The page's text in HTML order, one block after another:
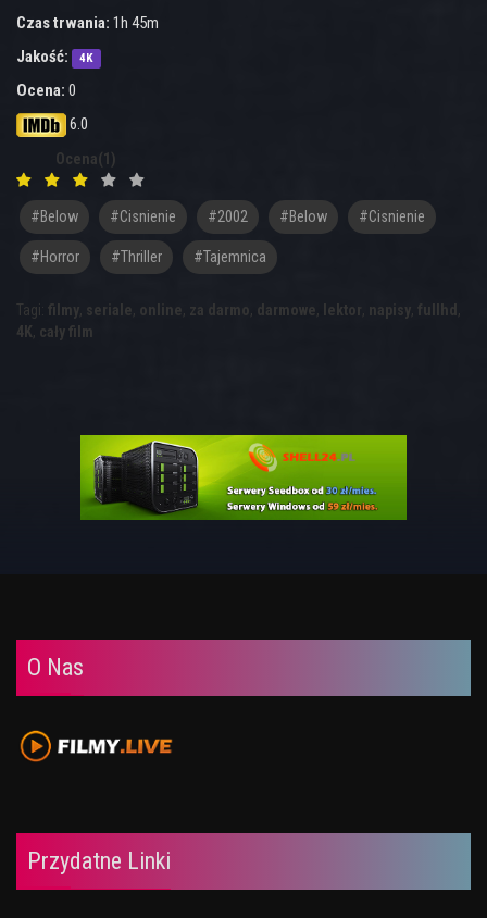
Czas trwania: 1h 45m
Jakość:
4K
Ocena: 0
6.0
Ocena(1)
#below #cisnienie #2002 #Below #Cisnienie
#horror #thriller #tajemnica
Tagi: filmy, seriale, online, za darmo, darmowe, lektor, napisy, fullhd ,
4K, cały film
O Nas
Przydatne Linki